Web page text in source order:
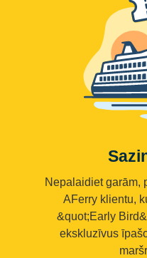
Nepalaidiet garām,
AFerry klientu,
&quot;Early
ekskluzīvus